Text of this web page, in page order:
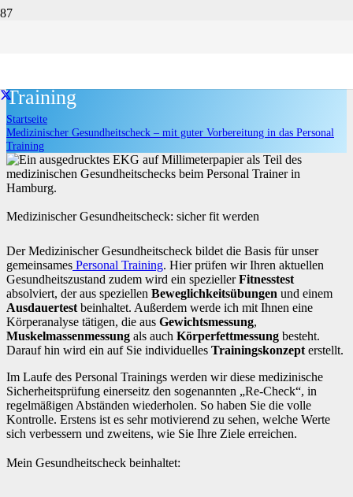
Training
Startseite
Medizinischer Gesundheitscheck – mit guter Vorbereitung in das Personal
Training
Medizinischer Gesundheitscheck: sicher fit werden
Der Medizinischer Gesundheitscheck bildet die Basis für unser
gemeinsames Personal Training. Hier prüfen wir Ihren aktuellen
Gesundheitszustand zudem wird ein speziellerFitnesstest
absolviert, der aus speziellen Beweglichkeitsübungen und einem
Ausdauertest beinhaltet. Außerdem werde ich mit Ihnen eine
Körperanalyse tätigen, die aus Gewichtsmessung,
Muskelmassenmessung als auch Körperfettmessung besteht.
Darauf hin wird ein auf Sie individuelles Trainingskonzept erstellt.
Im Laufe des Personal Trainings werden wir diese medizinische
Sicherheitsprüfung einerseitz den sogenannten „Re-Check“, in
regelmäßigen Abständen wiederholen. So haben Sie die volle
Kontrolle. Erstens ist es sehr motivierend zu sehen, welche Werte
sich verbessern und zweitens, wie Sie Ihre Ziele erreichen.
Mein Gesundheitscheck beinhaltet: